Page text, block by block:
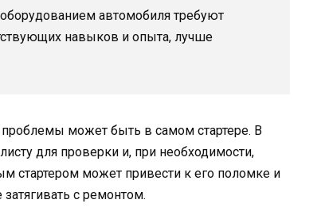
автомобиля требуют
навыков и опыта, лучше
проблемы может быть в самом стартере. В
для проверки и, при необходимости,
стартером может привести к его поломке и
с ремонтом.